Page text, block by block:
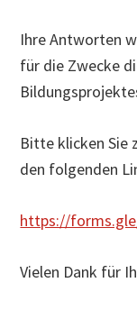
Ihre Antworten
für die Zwecke
Bitte klicken Sie
den folgenden
https://
Vielen Dank für